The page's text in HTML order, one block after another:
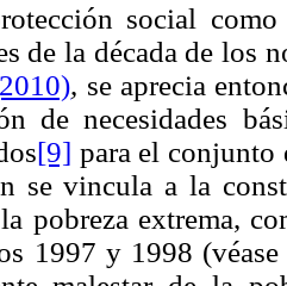
social
de la década de los
, se aprecia
de necesidades
[9] para el conjunto
se vincula a la
pobreza extrema,
1997 y 1998